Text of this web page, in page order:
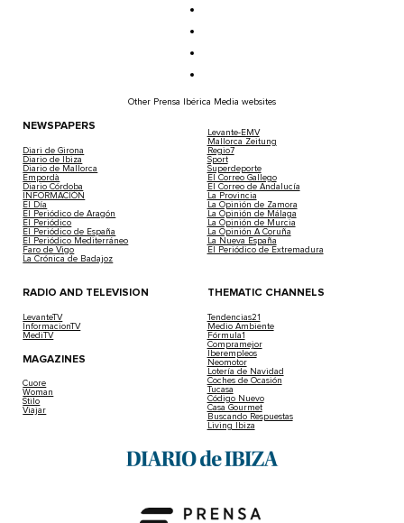
Other Prensa Ibérica Media websites
NEWSPAPERS
Diari de Girona
Diario de Ibiza
Diario de Mallorca
Empordà
Diario Córdoba
INFORMACIÓN
El Día
El Periódico de Aragón
El Periódico
El Periódico de España
El Periódico Mediterráneo
Faro de Vigo
La Crónica de Badajoz
Levante-EMV
Mallorca Zeitung
Regio7
Sport
Superdeporte
El Correo Gallego
El Correo de Andalucía
La Provincia
La Opinión de Zamora
La Opinión de Málaga
La Opinión de Murcia
La Opinión A Coruña
La Nueva España
El Periódico de Extremadura
RADIO AND TELEVISION
LevanteTV
InformacionTV
MediTV
MAGAZINES
Cuore
Woman
Stilo
Viajar
THEMATIC CHANNELS
Tendencias21
Medio Ambiente
Fórmula1
Compramejor
Iberempleos
Neomotor
Lotería de Navidad
Coches de Ocasión
Tucasa
Código Nuevo
Casa Gourmet
Buscando Respuestas
Living Ibiza